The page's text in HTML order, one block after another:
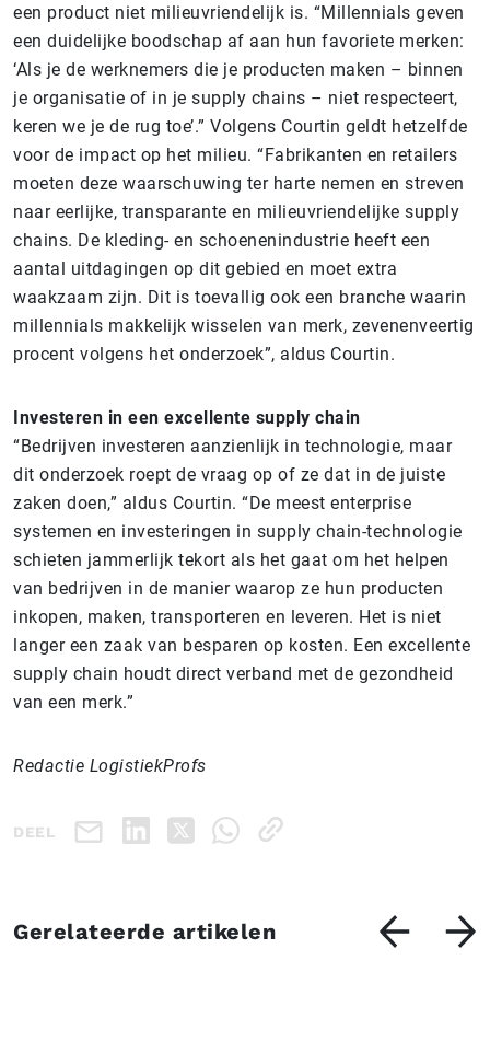
een product niet milieuvriendelijk is. “Millennials geven
een duidelijke boodschap af aan hun favoriete merken:
‘Als je de werknemers die je producten maken – binnen
je organisatie of in je supply chains – niet respecteert,
keren we je de rug toe’.” Volgens Courtin geldt hetzelfde
voor de impact op het milieu. “Fabrikanten en retailers
moeten deze waarschuwing ter harte nemen en streven
naar eerlijke, transparante en milieuvriendelijke supply
chains. De kleding- en schoenenindustrie heeft een
aantal uitdagingen op dit gebied en moet extra
waakzaam zijn. Dit is toevallig ook een branche waarin
millennials makkelijk wisselen van merk, zevenenveertig
procent volgens het onderzoek”, aldus Courtin.
Investeren in een excellente supply chain
“Bedrijven investeren aanzienlijk in technologie, maar
dit onderzoek roept de vraag op of ze dat in de juiste
zaken doen,” aldus Courtin. “De meest enterprise
systemen en investeringen in supply chain-technologie
schieten jammerlijk tekort als het gaat om het helpen
van bedrijven in de manier waarop ze hun producten
inkopen, maken, transporteren en leveren. Het is niet
langer een zaak van besparen op kosten. Een excellente
supply chain houdt direct verband met de gezondheid
van een merk.”
Redactie LogistiekProfs
DEEL
Gerelateerde artikelen